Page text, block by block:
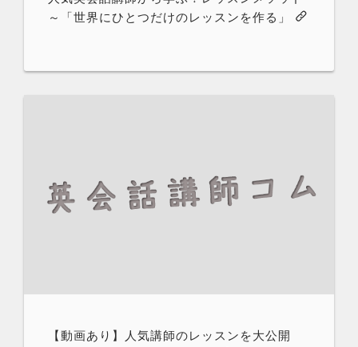
～「世界にひとつだけのレッスンを作る」
【動画あり】人気講師のレッスンを大公開